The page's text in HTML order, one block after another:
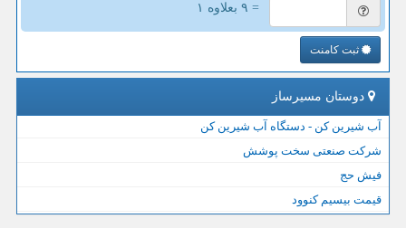
= ۹ بعلاوه ۱
ثبت کامنت
دوستان مسیرساز
آب شیرین کن - دستگاه آب شیرین کن
شرکت صنعتی سخت پوشش
فیش حج
قیمت بیسیم کنوود